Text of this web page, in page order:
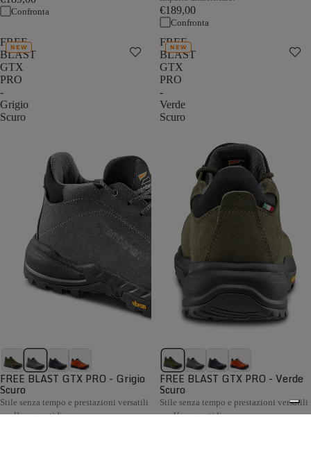
Confronta €189,00
Confronta
FREE
BLAST
GTX
PRO
-
Grigio
Scuro
NEW
FREE BLAST GTX PRO - Grigio
Scuro
Stile senza tempo e prestazioni versatili
per l’uso quotidiano
FREE
BLAST
GTX
PRO
-
Verde
Scuro
NEW
FREE BLAST GTX PRO - Verde
Scuro
Stile senza tempo e prestazioni versatili
per l’uso quotidiano